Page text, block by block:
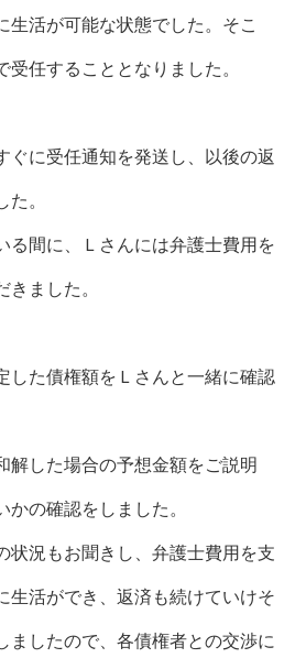
活が可能な状態でした。 そこ
受任することとなりました。
ぐに受任通知を発送し、以後の返
。
る間に、Ｌさんには弁護士費用を
きました。
した債権額をＬさんと一緒に確認
解した場合の予想金額をご説明
かの確認をしました。
状況もお聞きし、弁護士費用を支
生活ができ、返済も続けていけそ
ましたので、各債権者との交渉に